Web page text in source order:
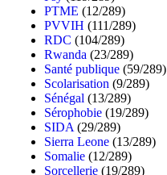
PTME (12/289)
PVVIH (111/289)
RDC (104/289)
Rwanda (23/289)
Santé publique (59/289)
Scolarisation (9/289)
Sénégal (13/289)
Sérophobie (19/289)
SIDA (29/289)
Sierra Leone (13/289)
Somalie (12/289)
Sorcellerie (19/289)